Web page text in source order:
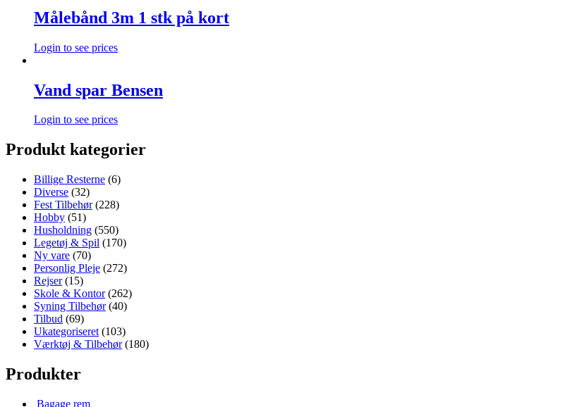
Målebånd 3m 1 stk på kort
Login to see prices
Vand spar Bensen
Login to see prices
Produkt kategorier
Billige Resterne (6)
Diverse (32)
Fest Tilbehør (228)
Hobby (51)
Husholdning (550)
Legetøj & Spil (170)
Ny vare (70)
Personlig Pleje (272)
Rejser (15)
Skole & Kontor (262)
Syning Tilbehør (40)
Tilbud (69)
Ukategoriseret (103)
Værktøj & Tilbehør (180)
Produkter
Bagage rem